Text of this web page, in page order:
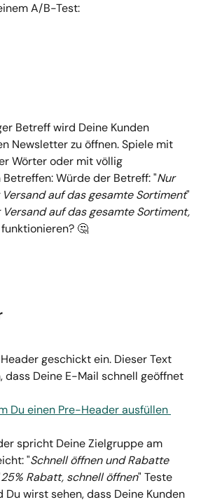
A/B-Test:
Betreff wird Deine Kunden
Newsletter zu öffnen. Spiele mit
Wörter oder mit völlig
Würde der Betreff: "Nur
auf das gesamte Sortiment"
Versand auf das gesamte Sortiment,
🤔
geschickt ein. Dieser Text
dass Deine E-Mail schnell geöffnet
Du einen Pre-Header ausfüllen
spricht Deine Zielgruppe am
"Schnell öffnen und Rabatte
25% Rabatt, schnell öffnen" Teste
wirst sehen, dass Deine Kunden